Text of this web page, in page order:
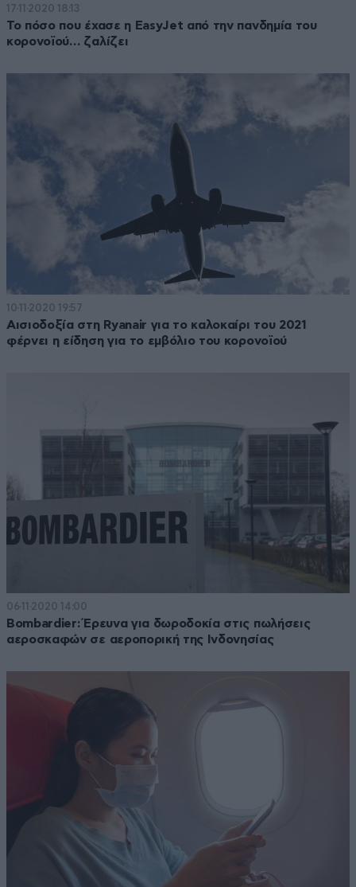
17·11·2020 18:13
Το πόσο που έχασε η EasyJet από την πανδημία του
κορονοϊού… ζαλίζει
10·11·2020 19:57
Αισιοδοξία στη Ryanair για το καλοκαίρι του 2021
φέρνει η είδηση για το εμβόλιο του κορονοϊού
06·11·2020 14:00
Bombardier: Έρευνα για δωροδοκία στις πωλήσεις
αεροσκαφών σε αεροπορική της Ινδονησίας